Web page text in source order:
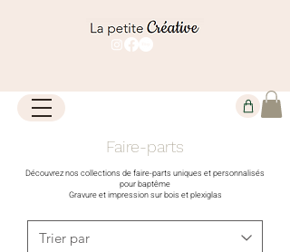
Faire-parts
Découvrez nos collections de faire-parts uniques et personnalisés
pour baptême
Gravure et impression sur bois et plexiglas